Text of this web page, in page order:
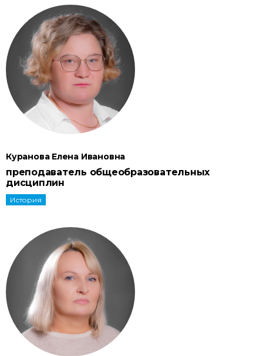
Куранова Елена Ивановна
преподаватель общеобразовательных
дисциплин
История